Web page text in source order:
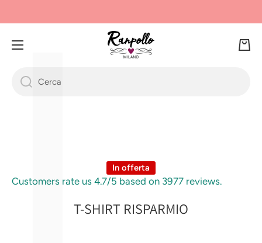
rre
Cerca
In offerta
Customers rate us 4.7/5 based on 3977 reviews.
T-SHIRT RISPARMIO